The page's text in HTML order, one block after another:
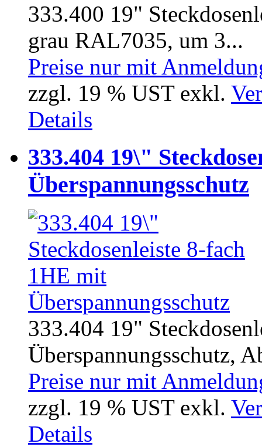
333.400 19"
grau RAL7035, um 3...
Preise nur mit
zzgl. 19 % UST exkl.
Details
333.404 19\"
Überspannungsschutz
333.404 19"
Überspannungsschutz,
Preise nur mit
zzgl. 19 % UST exkl.
Details